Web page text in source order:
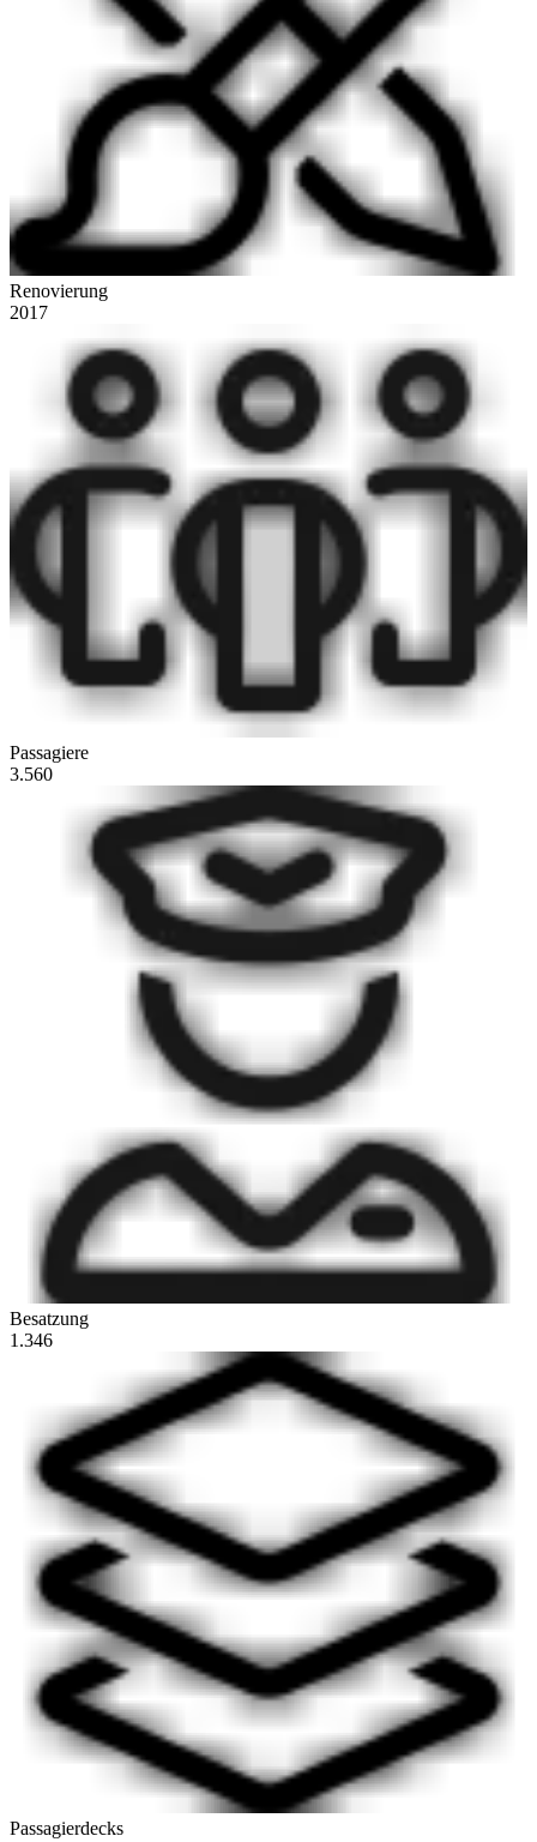
Renovierung
2017
Passagiere
3.560
Besatzung
1.346
Passagierdecks